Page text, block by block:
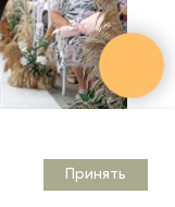
Принять
SLUMO.